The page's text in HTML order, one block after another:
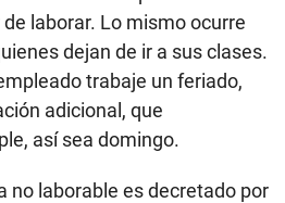
laborar. Lo mismo ocurre
dejan de ir a sus clases.
trabaje un feriado,
adicional, que
así sea domingo.
no laborable es decretado por